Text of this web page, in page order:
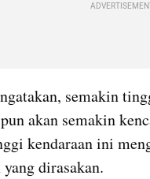
semakin
akan semakin
kendaraan ini
dirasakan.